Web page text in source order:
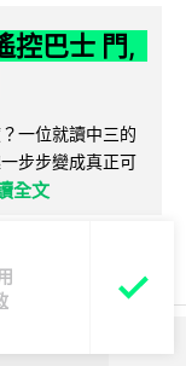
控巴士 門,
一位就讀中三的
步步變成真正可
全文